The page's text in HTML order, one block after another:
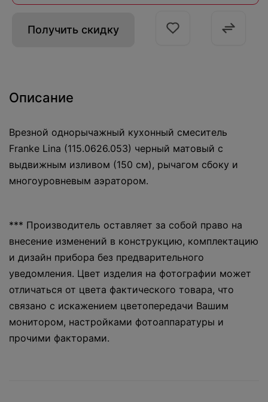
Получить скидку
Описание
Врезной однорычажный кухонный смеситель
Franke Lina (115.0626.053) черный матовый с
выдвижным изливом (150 см), рычагом сбоку и
многоуровневым аэратором.
*** Производитель оставляет за собой право на
внесение изменений в конструкцию, комплектацию
и дизайн прибора без предварительного
уведомления. Цвет изделия на фотографии может
отличаться от цвета фактического товара, что
связано с искажением цветопередачи Вашим
монитором, настройками фотоаппаратуры и
прочими факторами.